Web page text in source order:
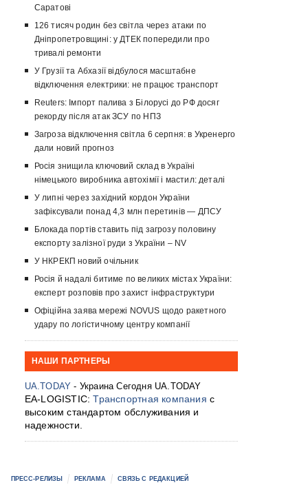
Саратові
126 тисяч родин без світла через атаки по
Дніпропетровщині: у ДТЕК попередили про
тривалі ремонти
У Грузії та Абхазії відбулося масштабне
відключення електрики: не працює транспорт
Reuters: Імпорт палива з Білорусі до РФ досяг
рекорду після атак ЗСУ по НПЗ
Загроза відключення світла 6 серпня: в Укренерго
дали новий прогноз
Росія знищила ключовий склад в Україні
німецького виробника автохімії і мастил: деталі
У липні через західний кордон України
зафіксували понад 4,3 млн перетинів — ДПСУ
Блокада портів ставить під загрозу половину
експорту залізної руди з України – NV
У НКРЕКП новий очільник
Росія й надалі битиме по великих містах України:
експерт розповів про захист інфраструктури
Офіційна заява мережі NOVUS щодо ракетного
удару по логістичному центру компанії
НАШИ ПАРТНЕРЫ
UA.TODAY - Украина Сегодня UA.TODAY
EA-LOGISTIC:Транспортная компания с
высоким стандартом обслуживания и
надежности.
ПРЕСС-РЕЛИЗЫ РЕКЛАМА СВЯЗЬ С РЕДАКЦИЕЙ